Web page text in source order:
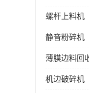
螺杆上料机
静音粉碎机
薄膜边料回
机边破碎机